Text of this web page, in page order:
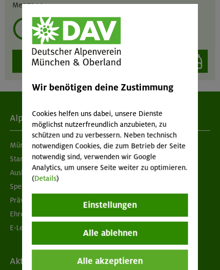
Menge :1
mehrmals ausleihen?
auswählen
Alpenverein
München & Oberland
Standorte
Ausbildung & Jobs
Spenden
Prävention sexualisierter Gewalt
Ehrenamtsbörse
E-Learning
Aktuelles
Wir benötigen deine Zustimmung
Cookies helfen uns dabei, unsere Dienste
möglichst nutzerfreundlich anzubieten, zu
schützen und zu verbessern. Neben technisch
notwendigen Cookies, die zum Betrieb der Seite
notwendig sind, verwenden wir Google
Analytics, um unsere Seite weiter zu optimieren.
(Details)
Einstellungen
Alle ablehnen
Alle akzeptieren